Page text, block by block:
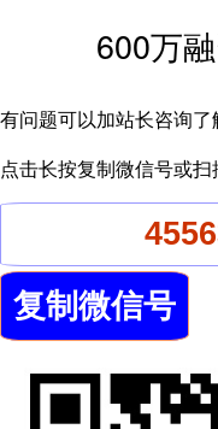
600万
有问题可以加站长咨询了
点击长按复制微信号或